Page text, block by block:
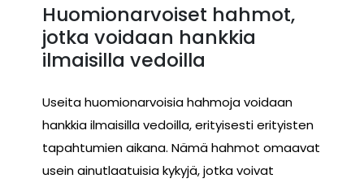
Huomionarvoiset hahmot,
jotka voidaan hankkia
ilmaisilla vedoilla
Useita huomionarvoisia hahmoja voidaan
hankkia ilmaisilla vedoilla, erityisesti erityisten
tapahtumien aikana. Nämä hahmot omaavat
usein ainutlaatuisia kykyjä, jotka voivat